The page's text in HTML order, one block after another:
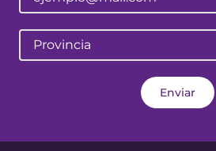
Provincia
Enviar